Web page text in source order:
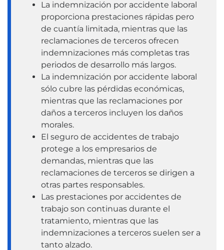
La indemnización por accidente laboral
proporciona prestaciones rápidas pero
de cuantía limitada, mientras que las
reclamaciones de terceros ofrecen
indemnizaciones más completas tras
periodos de desarrollo más largos.
La indemnización por accidente laboral
sólo cubre las pérdidas económicas,
mientras que las reclamaciones por
daños a terceros incluyen los daños
morales.
El seguro de accidentes de trabajo
protege a los empresarios de
demandas, mientras que las
reclamaciones de terceros se dirigen a
otras partes responsables.
Las prestaciones por accidentes de
trabajo son continuas durante el
tratamiento, mientras que las
indemnizaciones a terceros suelen ser a
tanto alzado.